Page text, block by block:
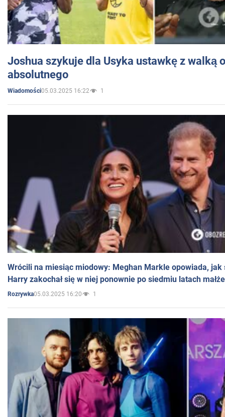
Joshua szykuje dla Usyka ustawkę z walką
absolutnego
Wiadomości05.03.2025 16:22 1
Wrócili na miesiąc miodowy: Meghan Markle opowiada, jak
Harry zakochał się w niej ponownie po siedmiu latach
Rozrywka05.03.2025 16:20 1